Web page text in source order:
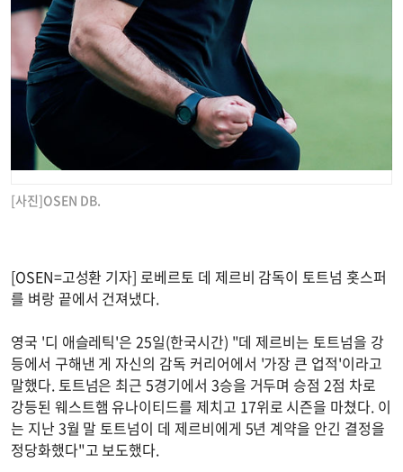
[사진]OSEN DB.
[OSEN=고성환 기자] 로베르토 데 제르비 감독이 토트넘 홋스퍼
를 벼랑 끝에서 건져냈다.
영국 '디 애슬레틱'은 25일(한국시간) "데 제르비는 토트넘을 강
등에서 구해낸 게 자신의 감독 커리어에서 '가장 큰 업적'이라고
말했다. 토트넘은 최근 5경기에서 3승을 거두며 승점 2점 차로
강등된 웨스트햄 유나이티드를 제치고 17위로 시즌을 마쳤다. 이
는 지난 3월 말 토트넘이 데 제르비에게 5년 계약을 안긴 결정을
정당화했다"고 보도했다.